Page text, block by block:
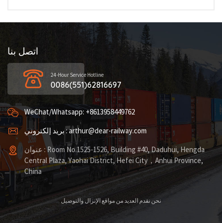
اتصل بنا
24-Hour Service Hotline
0086(551)62816697
WeChat/Whatsapp: +8613958449762
بريد إلكتروني : arthur@dear-railway.com
عنوان : Room No.1525-1526, Building #40, Daduhui, Hengda
Central Plaza, Yaohai District, Hefei City，Anhui Province,
China
نحن نقدم العديد من مواقع الإنزال والتوصيل